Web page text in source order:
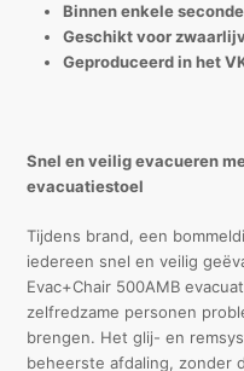
Binnen enkele
Geschikt voor
Geproduceerd in het
Snel en veilig evacueren
evacuatiestoel
Tijdens brand, een
iedereen snel en veilig
Evac+Chair 500AMB
zelfredzame personen
brengen. Het glij- en
beheerste afdaling, zonder